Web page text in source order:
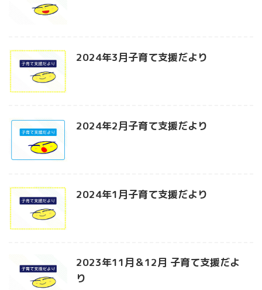
2024年3月子育て支援だより
2024年2月子育て支援だより
2024年1月子育て支援だより
2023年11月＆12月 子育て支援だよ
り